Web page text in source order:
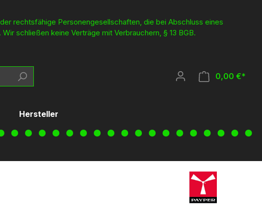
rechtsfähige Personengesellschaften, die bei Abschluss eines
schließen keine Verträge mit Verbrauchern, § 13 BGB.
0,00 €*
Hersteller